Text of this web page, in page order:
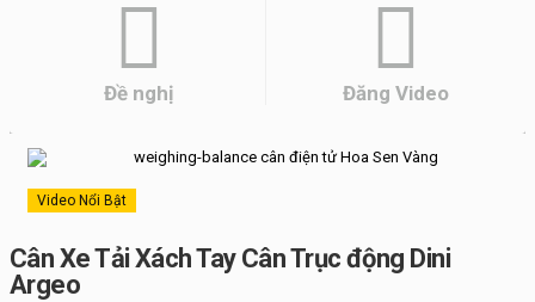
Đề nghị Đăng Video
Video Nổi Bật
Cân Xe Tải Xách Tay Cân Trục động Dini
Argeo